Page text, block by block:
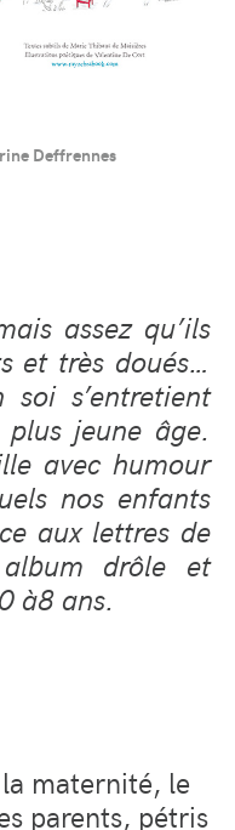
Deffrennes
assez qu’ils
et très doués…
soi s’entretient
jeune âge.
avec humour
nos enfants
ce aux lettres de
drôle et
à8 ans.
maternité, le
parents, pétris